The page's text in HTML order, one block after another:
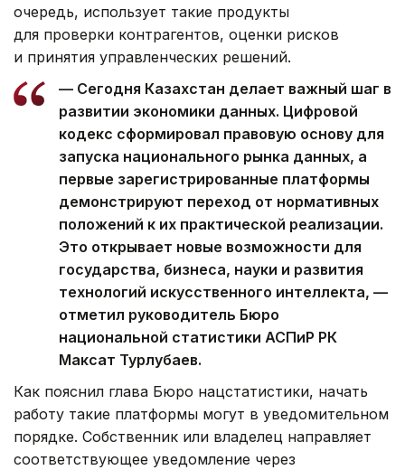
очередь, использует такие продукты
для проверки контрагентов, оценки рисков
и принятия управленческих решений.
— Сегодня Казахстан делает важный шаг в
развитии экономики данных. Цифровой
кодекс сформировал правовую основу для
запуска национального рынка данных, а
первые зарегистрированные платформы
демонстрируют переход от нормативных
положений к их практической реализации.
Это открывает новые возможности для
государства, бизнеса, науки и развития
технологий искусственного интеллекта, —
отметил руководитель Бюро
национальной статистики АСПиР РК
Максат Турлубаев.
Как пояснил глава Бюро нацстатистики, начать
работу такие платформы могут в уведомительном
порядке. Собственник или владелец направляет
соответствующее уведомление через